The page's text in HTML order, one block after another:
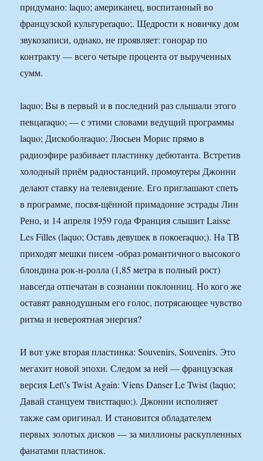
придумано: laquo; американец, воспитанный во
французской культуреraquo;. Щедрости к новичку дом
звукозаписи, однако, не проявляет: гонорар по
контракту — всего четыре процента от вырученных
сумм.
laquo; Вы в первый и в последний раз слышали этого
певцаraquo; — с этими словами ведущий программы
laquo; Дискоболraquo; Люсьен Морис прямо в
радиоэфире разбивает пластинку дебютанта. Встретив
холодный приём радиостанций, промоутеры Джонни
делают ставку на телевидение. Его приглашают спеть
в программе, посвя-щённой примадонне эстрады Лин
Рено, и 14 апреля 1959 года Франция слышит Laisse
Les Filles (laquo; Оставь девушек в покоеraquo;). На ТВ
приходят мешки писем -образ романтичного высокого
блондина рок-н-ролла (1,85 метра в полный рост)
навсегда отпечатан в сознании поклонниц. Но кого же
оставят равнодушным его голос, потрясающее чувство
ритма и невероятная энергия?
И вот уже вторая пластинка: Souvenirs, Souvenirs. Это
мегахит новой эпохи. Следом за ней — французская
версия Let\’s Twist Again: Viens Danser Le Twist (laquo;
Давай станцуем твистraquo;). Джонни исполняет
также сам оригинал. И становится обладателем
первых золотых дисков — за миллионы раскупленных
фанатами пластинок.